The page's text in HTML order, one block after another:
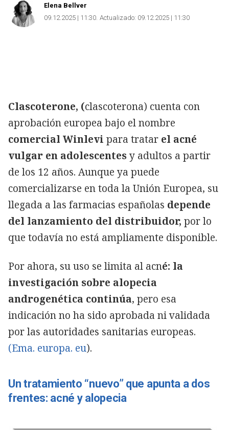
Copiar
Elena Bellver
09.12.2025 | 11:30 Actualizado: 09.12.2025 | 11:30
Clascoterone, (clascoterona) cuenta con
aprobación europea bajo el nombre
comercial Winlevi para tratar el acné
vulgar en adolescentesy adultos a partir
de los 12 años. Aunque ya puede
comercializarse en toda la Unión Europea, su
llegada a las farmacias españolas depende
del lanzamiento del distribuidor, por lo
que todavía no está ampliamente disponible.
Por ahora, su uso se limita al acné: la
investigación sobre alopecia
androgenética continúa, pero esa
indicación no ha sido aprobada ni validada
por las autoridades sanitarias europeas.
(Ema. europa. eu).
Un tratamiento “nuevo” que apunta a dos
frentes: acné y alopecia